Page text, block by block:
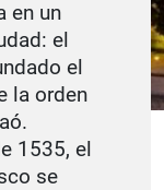
en un
el
el
la orden
1535, el
se